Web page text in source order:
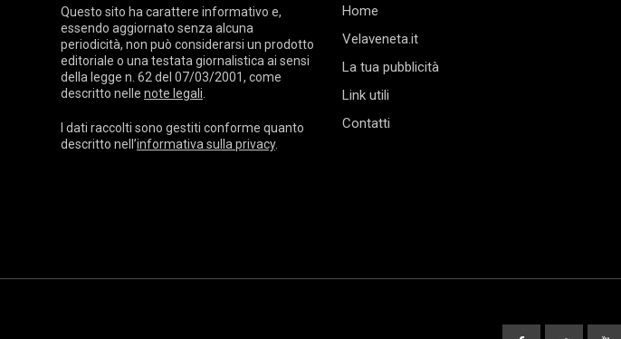
Questo sito ha carattere informativo e,
essendo aggiornato senza alcuna
periodicità, non può considerarsi un prodotto
editoriale o una testata giornalistica ai sensi
della legge n. 62 del 07/03/2001, come
descritto nelle note legali.
I dati raccolti sono gestiti conforme quanto
descritto nell’informativa sulla privacy.
Home
Velaveneta.it
La tua pubblicità
Link utili
Contatti